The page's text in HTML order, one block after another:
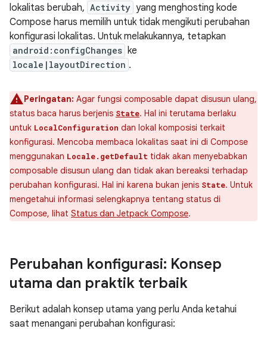
lokalitas berubah, Activity yang menghosting kode
Compose harus memilih untuk tidak mengikuti perubahan
konfigurasi lokalitas. Untuk melakukannya, tetapkan
android:configChanges ke
locale|layoutDirection .
Peringatan: Agar fungsi composable dapat disusun ulang,
status baca harus berjenis State. Hal ini terutama berlaku
untuk LocalConfiguration dan lokal komposisi terkait
konfigurasi. Mencoba membaca lokalitas saat ini di Compose
menggunakan Locale.getDefault tidak akan menyebabkan
composable disusun ulang dan tidak akan bereaksi terhadap
perubahan konfigurasi. Hal ini karena bukan jenis State. Untuk
mengetahui informasi selengkapnya tentang status di
Compose, lihat Status dan Jetpack Compose.
Perubahan konfigurasi: Konsep
utama dan praktik terbaik
Berikut adalah konsep utama yang perlu Anda ketahui
saat menangani perubahan konfigurasi: